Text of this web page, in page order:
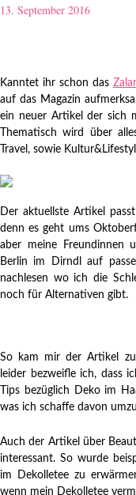
13. September 2016
Kanntet ihr schon das
auf das Magazin
ein neuer Artikel der sich
Thematisch wird über
Travel, sowie
Der aktuellste Artikel
denn es geht ums
aber meine Freundinnen
Berlin im Dirndl auf
nachlesen wo ich die
noch für Alternativen gibt.
So kam mir der Artikel
leider bezweifle ich, dass
Tips bezüglich Deko im
was ich schaffe davon
Auch der Artikel über
interessant. So wurde
im Dekolletee zu
wenn mein Dekolletee